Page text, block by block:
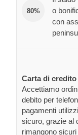
80%
o
con
Carta di
Accettiamo
debito per
pagamenti
sicuro, grazie al
rimangono